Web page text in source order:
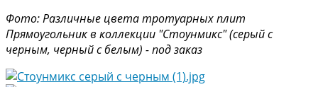
Фото: Различные цвета тротуарных плит
Прямоугольник в коллекции "Стоунмикс" (серый с
черным, черный с белым) - под заказ